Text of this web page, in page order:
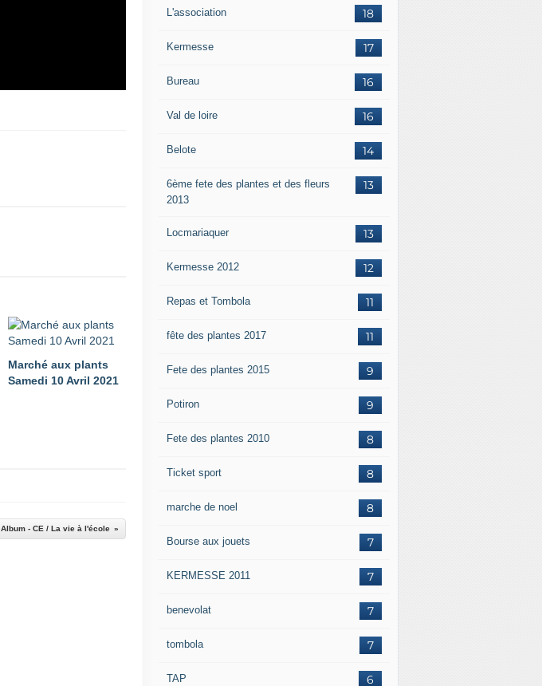
Marché aux plants
Samedi 10 Avril 2021
Album - CE / La vie à l'école
18
L'association
17
Kermesse
16
Bureau
16
Val de loire
14
Belote
13
6ème fete des plantes et des fleurs
2013
13
Locmariaquer
12
Kermesse 2012
11
Repas et Tombola
11
fête des plantes 2017
9
Fete des plantes 2015
9
Potiron
8
Fete des plantes 2010
8
Ticket sport
8
marche de noel
7
Bourse aux jouets
7
KERMESSE 2011
7
benevolat
7
tombola
6
TAP